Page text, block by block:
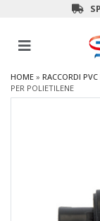
HOME » RACCORDI
PER POLIETILENE